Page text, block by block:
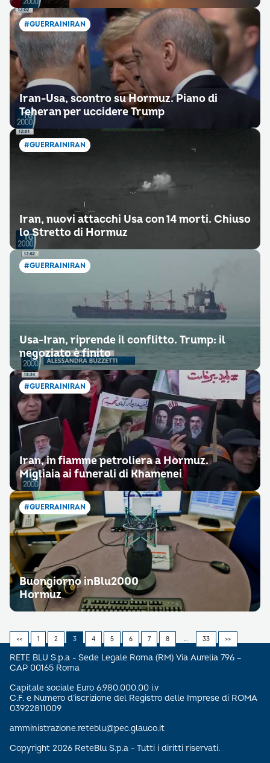
#GUERRAINIRAN
Iran-Usa, scontro su Hormuz. Piano di
Teheran per uccidere Trump
#GUERRAINIRAN
Iran, nuovi attacchi Usa con 14 morti. Chiuso
lo Stretto di Hormuz
#GUERRAINIRAN
Usa-Iran, riprende il conflitto. Trump: il
negoziato è finito
#GUERRAINIRAN
Iran, in fiamme petroliera a Hormuz.
Migliaia ai funerali di Khamenei
#GUERRAINIRAN
Buongiorno inBlu2000
Hormuz
<< 1 2 3 4 5 6 7 8 … 33 >>
RETE BLU S.p.a - Sede Legale Roma (RM) Via Aurelia 796 –
CAP 00165 Roma
Capitale sociale Euro 6.980.000,00 i.v
C.F. e Numero d’iscrizione del Registro delle Imprese di ROMA
03922811009
amministrazione.reteblu@pec.glauco.it
Copyright 2026 ReteBlu S.p.a - Tutti i diritti riservati.